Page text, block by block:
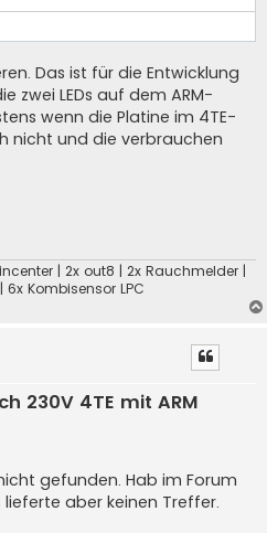
Das ist für die Entwicklung
zwei LEDs auf dem ARM-
wenn die Platine im 4TE-
nicht und die verbrauchen
| 2x out8 | 2x Rauchmelder |
Kombisensor LPC
230V 4TE mit ARM
gefunden. Hab im Forum
aber keinen Treffer.